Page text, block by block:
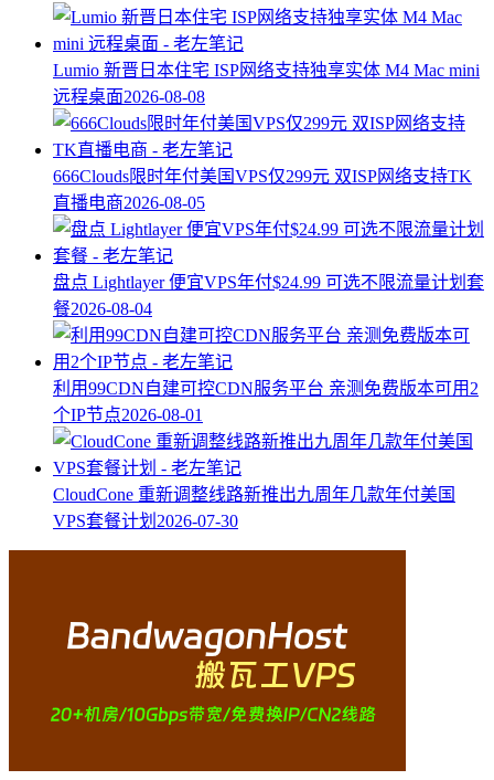
Lumio 新晋日本住宅 ISP网络支持独享实体 M4 Mac mini
远程桌面2026-08-08
666Clouds限时年付美国VPS仅299元 双ISP网络支持TK
直播电商2026-08-05
盘点 Lightlayer 便宜VPS年付$24.99 可选不限流量计划套
餐2026-08-04
利用99CDN自建可控CDN服务平台 亲测免费版本可用2
个IP节点2026-08-01
CloudCone 重新调整线路新推出九周年几款年付美国
VPS套餐计划 2026-07-30